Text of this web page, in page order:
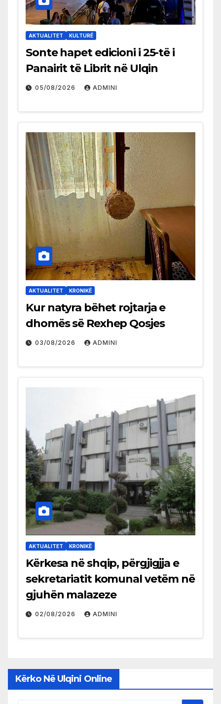
AKTUALITET KULTURË
Sonte hapet edicioni i 25-të i
Panairit të Librit në Ulqin
05/08/2026 ADMINI
AKTUALITET KRONIKË
Kur natyra bëhet rojtarja e
dhomës së Rexhep Qosjes
03/08/2026 ADMINI
AKTUALITET KRONIKË
Kërkesa në shqip, përgjigjja e
sekretariatit komunal vetëm në
gjuhën malazeze
02/08/2026 ADMINI
Kërko Në Ulqini Online